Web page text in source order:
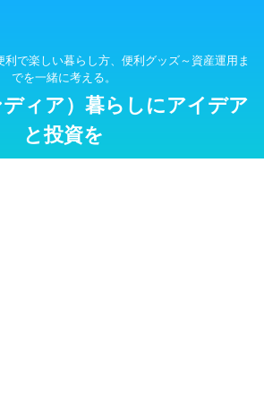
で楽しい暮らし方、便利グッズ～資産運用ま
でを一緒に考える。
ィア）暮らしにアイデア
と投資を